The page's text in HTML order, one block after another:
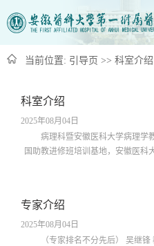
当前位置: 引导页 >> 科室介绍
科室介绍
2025年08月04日
病理科暨安徽医科大学病理学
国助教进修班培训基地，安徽医科
专家介绍
2025年08月04日
（专家排名不分先后） 吴继